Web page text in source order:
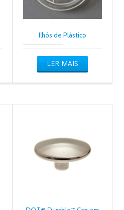
Ilhós de Plástico
LER MAIS